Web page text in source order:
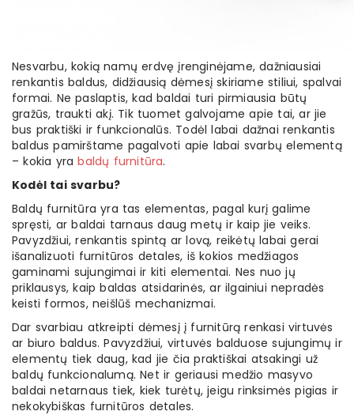
Nesvarbu, kokią namų erdvę įrenginėjame, dažniausiai
renkantis baldus, didžiausią dėmesį skiriame stiliui, spalvai
formai. Ne paslaptis, kad baldai turi pirmiausia būtų
gražūs, traukti akį. Tik tuomet galvojame apie tai, ar jie
bus praktiški ir funkcionalūs. Todėl labai dažnai renkantis
baldus pamirštame pagalvoti apie labai svarbų elementą
– kokia yrabaldų furnitūra.
Kodėl tai svarbu?
Baldų furnitūra yra tas elementas, pagal kurį galime
spręsti, ar baldai tarnaus daug metų ir kaip jie veiks.
Pavyzdžiui, renkantis spintą ar lovą, reikėtų labai gerai
išanalizuoti furnitūros detales, iš kokios medžiagos
gaminami sujungimai ir kiti elementai. Nes nuo jų
priklausys, kaip baldas atsidarinės, ar ilgainiui nepradės
keisti formos, neišlūš mechanizmai.
Dar svarbiau atkreipti dėmesį į furnitūrą renkasi virtuvės
ar biuro baldus. Pavyzdžiui, virtuvės balduose sujungimų ir
elementų tiek daug, kad jie čia praktiškai atsakingi už
baldų funkcionalumą. Net ir geriausi medžio masyvo
baldai netarnaus tiek, kiek turėtų, jeigu rinksimės pigias ir
nekokybiškas furnitūros detales.